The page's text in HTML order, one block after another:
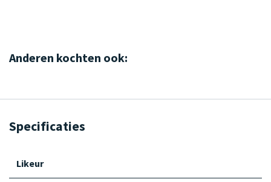
Anderen kochten ook:
Specificaties
Likeur